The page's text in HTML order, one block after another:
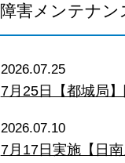
障害メンテナン
2026.07.25
7月25日【都城局
2026.07.10
7月17日実施【日